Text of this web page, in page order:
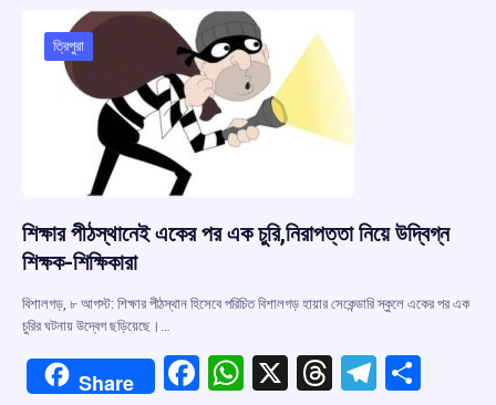
o
o
k
A
p
p
s
ত্রিপুরা
শিক্ষার পীঠস্থানেই একের পর এক চুরি,নিরাপত্তা নিয়ে উদ্বিগ্ন
শিক্ষক-শিক্ষিকারা
বিশালগড়, ৮ আগস্ট: শিক্ষার পীঠস্থান হিসেবে পরিচিত বিশালগড় হায়ার সেকেন্ডারি স্কুলে একের পর এক
চুরির ঘটনায় উদ্বেগ ছড়িয়েছে।…
Share
F
W
X
T
T